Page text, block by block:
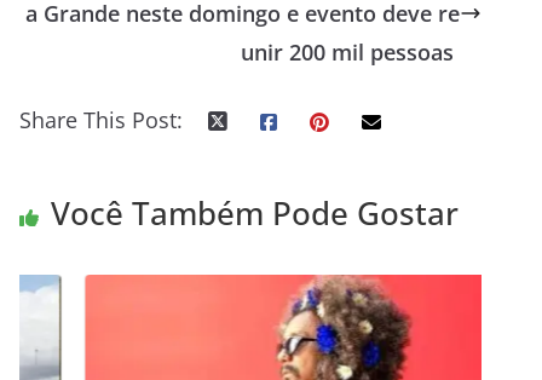
a Grande neste domingo e evento deve re
unir 200 mil pessoas
Share This Post:
Você Também Pode Gostar